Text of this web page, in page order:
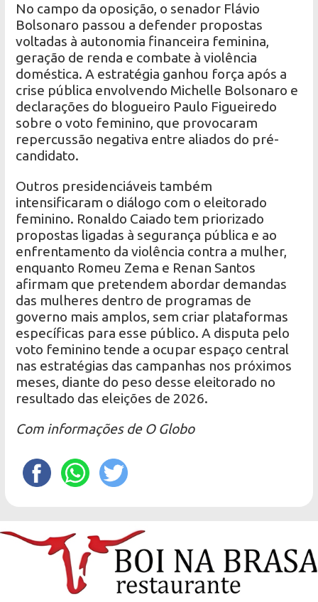
No campo da oposição, o senador Flávio
Bolsonaro passou a defender propostas
voltadas à autonomia financeira feminina,
geração de renda e combate à violência
doméstica. A estratégia ganhou força após a
crise pública envolvendo Michelle Bolsonaro e
declarações do blogueiro Paulo Figueiredo
sobre o voto feminino, que provocaram
repercussão negativa entre aliados do pré-
candidato.
Outros presidenciáveis também
intensificaram o diálogo com o eleitorado
feminino. Ronaldo Caiado tem priorizado
propostas ligadas à segurança pública e ao
enfrentamento da violência contra a mulher,
enquanto Romeu Zema e Renan Santos
afirmam que pretendem abordar demandas
das mulheres dentro de programas de
governo mais amplos, sem criar plataformas
específicas para esse público. A disputa pelo
voto feminino tende a ocupar espaço central
nas estratégias das campanhas nos próximos
meses, diante do peso desse eleitorado no
resultado das eleições de 2026.
Com informações de O Globo